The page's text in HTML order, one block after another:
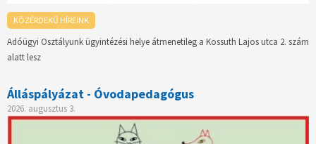
KÖZÉRDEKŰ HÍREINK
Adóügyi Osztályunk ügyintézési helye átmenetileg a Kossuth Lajos utca 2. szám
alatt lesz
Álláspályázat - Óvodapedagógus
2026. augusztus 3.